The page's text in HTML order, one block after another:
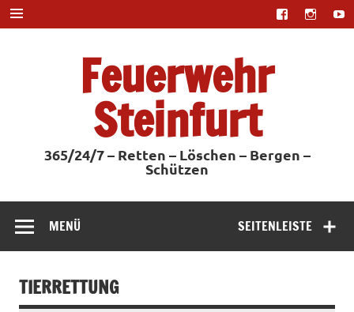
Zum
Inhalt
springen
Feuerwehr
Steinfurt
365/24/7 – Retten – Löschen – Bergen –
Schützen
SEITENLEISTE
MENÜ
TIERRETTUNG